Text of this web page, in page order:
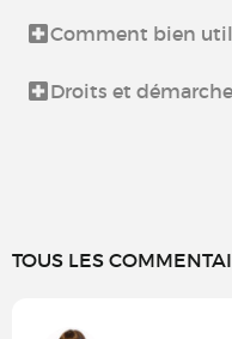
Comment bien
Droits et
TOUS LES